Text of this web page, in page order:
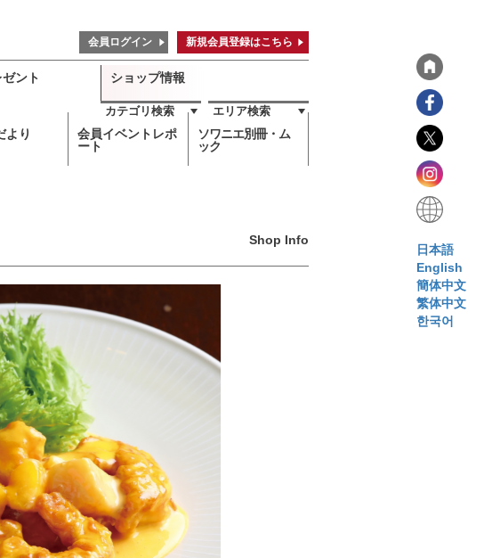
会員ログイン 新規会員登録はこちら
ント ショップ情報
カテゴリ検索 エリア検索
より
会員イベントレポ
ート
ソワニエ別冊・ム
ック
Shop Info
日本語
English
簡体中文
繁体中文
한국어